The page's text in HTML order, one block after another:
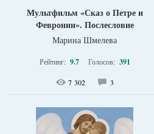
Мультфильм «Сказ о Петре и
Февронии». Послесловие
Марина Шмелева
Рейтинг: 9.7 Голосов: 391
7 302 3